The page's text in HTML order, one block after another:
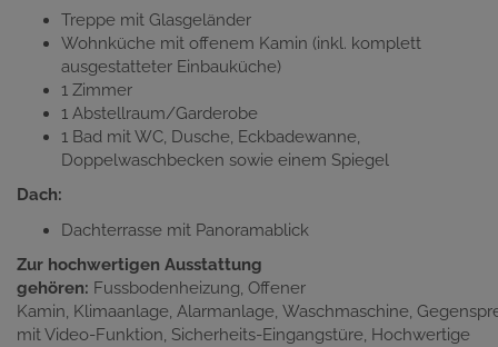
Treppe mit Glasgeländer
Wohnküche mit offenem Kamin (inkl. komplett
ausgestatteter Einbauküche)
1 Zimmer
1 Abstellraum/Garderobe
1 Bad mit WC, Dusche, Eckbadewanne,
Doppelwaschbecken sowie einem Spiegel
Dach:
Dachterrasse mit Panoramablick
Zur hochwertigen Ausstattung
gehören: Fussbodenheizung, Offener
Kamin, Klimaanlage, Alarmanlage, Waschmaschine,
mit Video-Funktion, Sicherheits-Eingangstüre, Hochwertige